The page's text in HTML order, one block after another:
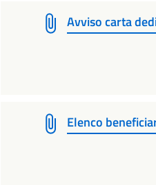
Avviso carta
Elenco